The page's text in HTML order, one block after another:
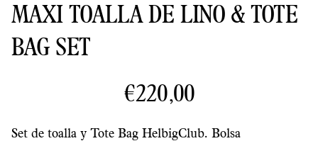
MAXI TOALLA DE LINO & TOTE
BAG SET
€220,00
Set de toalla y Tote Bag HelbigClub. Bolsa